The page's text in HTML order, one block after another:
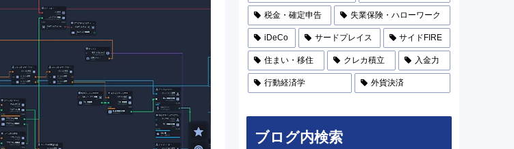
税金・確定申告 失業保険・ハローワーク
iDeCo サードプレイス サイドFIRE
住まい・移住 クレカ積立 入金力
行動経済学 外貨決済
ブログ内検索